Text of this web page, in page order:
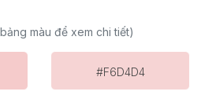
màu để xem chi tiết)
#F6D4D4